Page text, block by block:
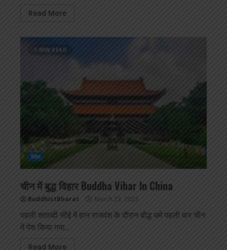
Read More
1 MIN READ
विदेश
चीन में बुद्ध विहार Buddha Vihar In China
BuddhistBharat March 23, 2023
पहली शताब्दी सीई में हान राजवंश के दौरान बौद्ध धर्म पहली बार चीन
में पेश किया गया...
Read More